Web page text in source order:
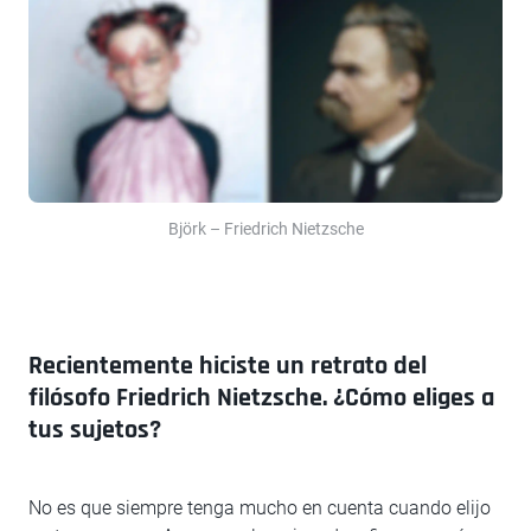
Björk – Friedrich Nietzsche
Recientemente hiciste un retrato del
filósofo Friedrich Nietzsche. ¿Cómo eliges a
tus sujetos?
No es que siempre tenga mucho en cuenta cuando elijo